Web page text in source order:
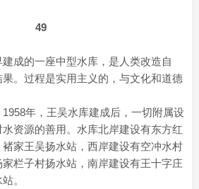
49
成的一座中型水库，是人类改造自
。过程是实用主义的，与文化和道德
年，王吴水库建成后，一切附属设
资源的善用。水库北岸建设有东方红
家王吴扬水站，西岸建设有空冲水村
栏子村扬水站，南岸建设有王十字庄
。